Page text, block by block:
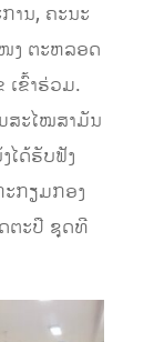
ານ, ຄະນະ
ງ​ ຕະຫລອດ
ເຂົ້າຮ່ວມ.
ສະໄໝສາມັນ
ໄດ້ຮັບຟັງ
ະກຽມກອງ
ຕະປື​ ຊຸດທີ​